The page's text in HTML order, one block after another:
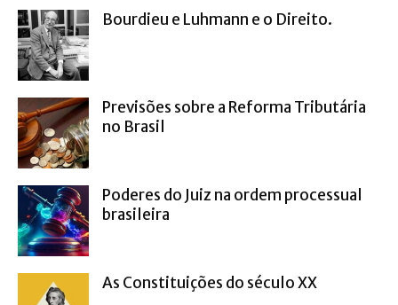
Bourdieu e Luhmann e o Direito.
Previsões sobre a Reforma Tributária
no Brasil
Poderes do Juiz na ordem processual
brasileira
As Constituições do século XX